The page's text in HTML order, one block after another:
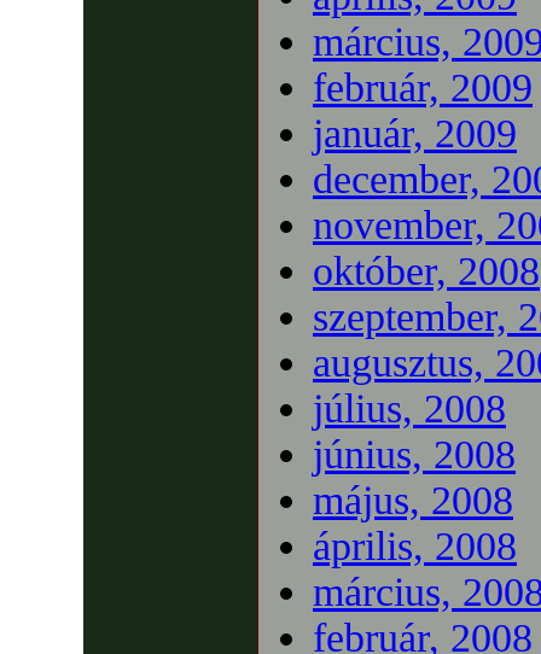
március,
február, 2009
január, 2009
december,
november,
október, 2008
szeptember,
augusztus,
július, 2008
június, 2008
május, 2008
április, 2008
március,
február, 2008